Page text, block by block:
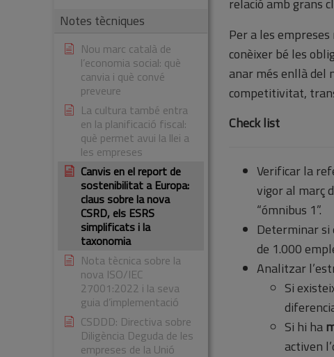
Notes tècniques
Nou marc català de
l’economia social: què
canvia i què convé
preveure
La cultura també entra
en la planificació fiscal:
què permet avui la llei a
les empreses
Canvis en el report de
sostenibilitat a Europa:
claus sobre la nova
CSRD, els ESRS
simplificats i la
taxonomia
Nota tècnica sobre la
nova ISO/IEC
27001:2022 i la seva
guia d’implementació
CSDDD: Directiva sobre
Diligència Deguda de les
empreses de la Unió
relació amb grans
Per a les
conèixer bé les
anar més enllà del
competitivitat,
Check list
Verificar la
vigor al març
“ómnibus 1”.
Determinar si
de 1.000
Analitzar
Si
Si hi ha
activen